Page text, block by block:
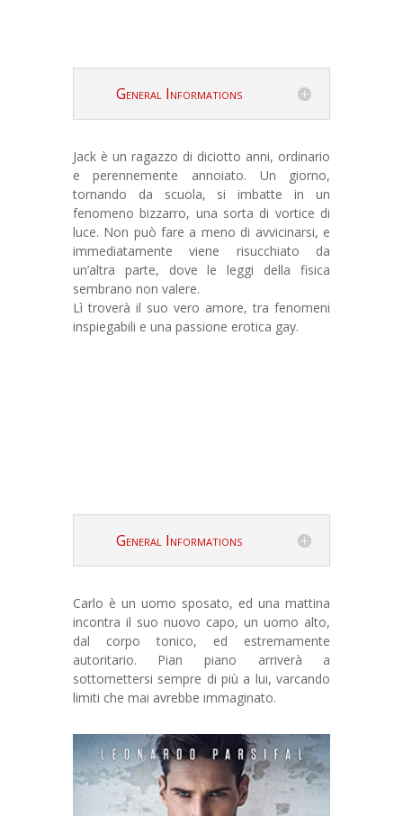
General Informations
Jack è un ragazzo di diciotto anni, ordinario
e perennemente annoiato. Un giorno,
tornando da scuola, si imbatte in un
fenomeno bizzarro, una sorta di vortice di
luce. Non può fare a meno di avvicinarsi, e
immediatamente viene risucchiato da
un’altra parte, dove le leggi della fisica
sembrano non valere.
Lì troverà il suo vero amore, tra fenomeni
inspiegabili e una passione erotica gay.
General Informations
Carlo è un uomo sposato, ed una mattina
incontra il suo nuovo capo, un uomo alto,
dal corpo tonico, ed estremamente
autoritario. Pian piano arriverà a
sottomettersi sempre di più a lui, varcando
limiti che mai avrebbe immaginato.